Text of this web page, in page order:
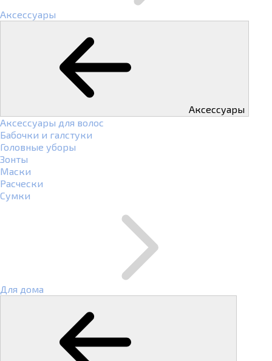
Аксессуары
Аксессуары
Аксессуары для волос
Бабочки и галстуки
Головные уборы
Зонты
Маски
Расчески
Сумки
Для дома